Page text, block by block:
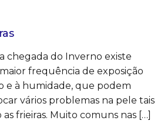
chegada do Inverno existe
frequência de exposição
e à humidade, que podem
vários problemas na pele tais
as frieiras. Muito comuns nas […]